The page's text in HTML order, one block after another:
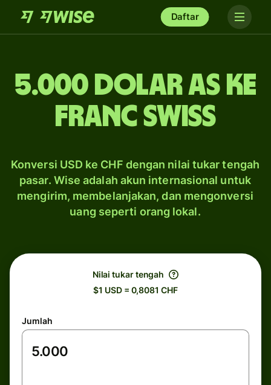
Daftar
5.000 dolar AS ke
franc Swiss
Konversi USD ke CHF dengan nilai tukar tengah
pasar. Wise adalah akun internasional untuk
mengirim, membelanjakan, dan mengonversi
uang seperti orang lokal.
Nilai tukar tengah
$1 USD = 0,8081 CHF
Jumlah